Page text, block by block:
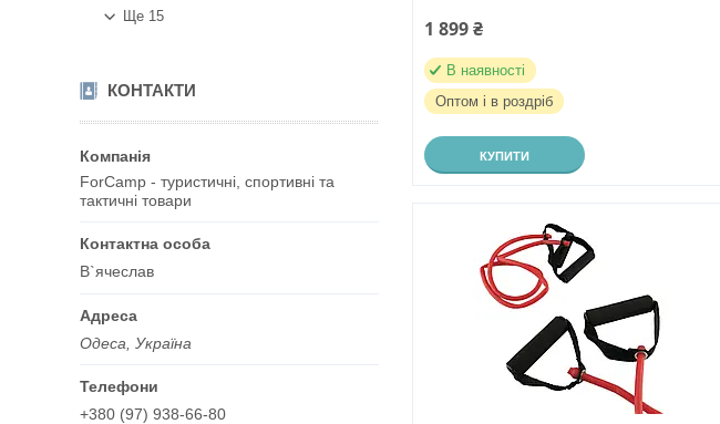
Ще 15
КОНТАКТИ
ForCamp - туристичні, спортивні та
тактичні товари
В`ячеслав
Одеса, Україна
+380 (97) 938-66-80
1 899 ₴
В наявності
Оптом і в роздріб
КУПИТИ